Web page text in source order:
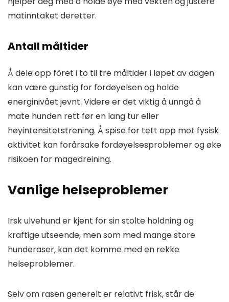
matinntaket deretter.
Antall måltider
Å dele opp fôret i to til tre måltider i løpet av dagen
kan være gunstig for fordøyelsen og holde
energinivået jevnt. Videre er det viktig å unngå å
mate hunden rett før en lang tur eller
høyintensitetstrening. Å spise for tett opp mot fysisk
aktivitet kan forårsake fordøyelsesproblemer og øke
risikoen for magedreining.
Vanlige helseproblemer
Irsk ulvehund er kjent for sin stolte holdning og
kraftige utseende, men som med mange store
hunderaser, kan det komme med en rekke
helseproblemer.
Selv om rasen generelt er relativt frisk, står de